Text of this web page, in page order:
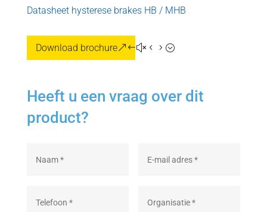
Datasheet hysterese brakes HB / MHB
Download brochure
Heeft u een vraag over dit
product?